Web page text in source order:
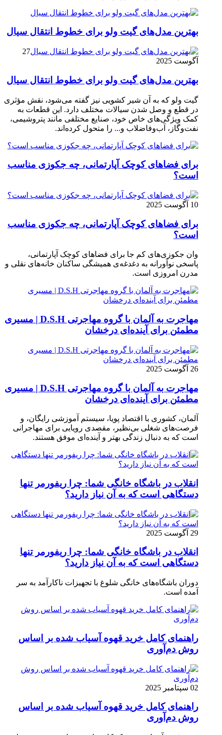
بهترین مدل‌های گیت ولو برای خطوط انتقال سیال
27
آگوست 2025
بهترین مدل‌های گیت ولو برای خطوط انتقال سیال
گیت ولو که به آن شیر کشویی نیز گفته می‌شود، نقش مؤثری
در قطع و وصل شدن سیالات مختلف دارد. این قطعات به
کمک ویژگی‌های خاص خود، صنایع مختلفی مانند پتروشیمی،
نفت‌وگاز، آب‌وفاضلاب و... را متحول کرده‌اند.
برای فضاهای کوچک آپارتمانی، چه جکوزی مناسب
است؟
10 آگوست 2025
برای فضاهای کوچک آپارتمانی، چه جکوزی مناسب
است؟
وان جکوزی‌های کم‌ جا برای فضاهای کوچک آپارتمانی،
پاسخی نوآورانه به دغدغه‌ی همیشگی ساکنان خانه‌های نقلی و
مدرن امروزی ا‌ست.
مهاجرت به آلمان با گروه مهاجرتی D.S.H | مسیری
مطمئن برای آینده‌ای درخشان
26 آگوست 2025
مهاجرت به آلمان با گروه مهاجرتی D.S.H | مسیری
مطمئن برای آینده‌ای درخشان
آلمان، کشوری با اقتصاد پویا، سیستم آموزشی رایگان، و
فرصت‌های شغلی بی‌نظیر، مقصدی رویایی برای مهاجرانی
است که به دنبال زندگی بهتر و آینده‌ای موفق هستند.
انقلاب در باشگاه خانگی شما: چرا ریفورمر تنها
دستگاهی است که به آن نیاز دارید؟
29 آگوست 2025
انقلاب در باشگاه خانگی شما: چرا ریفورمر تنها
دستگاهی است که به آن نیاز دارید؟
دوران باشگاه‌های خانگی شلوغ با تجهیزات ناکارآمد به سر
آمده است.
راهنمای کامل خرید قهوه آسیاب شده بر اساس
روش دم‌آوری
02 سپتامبر 2025
راهنمای کامل خرید قهوه آسیاب شده بر اساس
روش دم‌آوری